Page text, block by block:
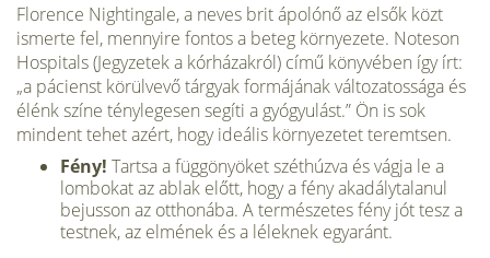
Florence Nightingale, a neves brit ápolónő az elsők közt
ismerte fel, mennyire fontos a beteg környezete. Noteson
Hospitals (Jegyzetek a kórházakról) című könyvében így írt:
„a pácienst körülvevő tárgyak formájának változatossága és
élénk színe ténylegesen segíti a gyógyulást.” Ön is sok
mindent tehet azért, hogy ideális környezetet teremtsen.
Fény! Tartsa a függönyöket széthúzva és vágja le a
lombokat az ablak előtt, hogy a fény akadálytalanul
bejusson az otthonába. A természetes fény jót tesz a
testnek, az elmének és a léleknek egyaránt.